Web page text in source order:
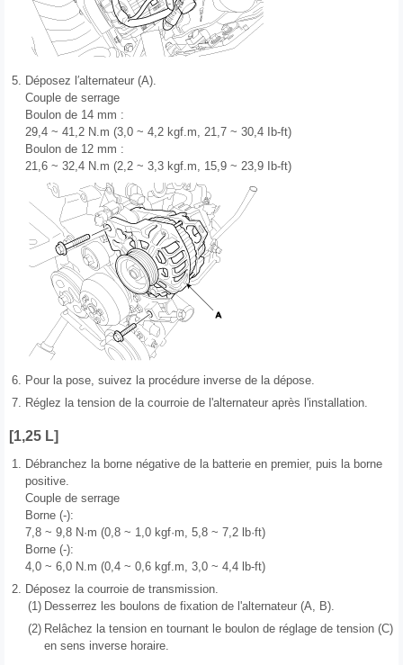
5. Déposez l′alternateur (A).
Couple de serrage
Boulon de 14 mm :
29,4 ~ 41,2 N.m (3,0 ~ 4,2 kgf.m, 21,7 ~ 30,4 Ib-ft)
Boulon de 12 mm :
21,6 ~ 32,4 N.m (2,2 ~ 3,3 kgf.m, 15,9 ~ 23,9 Ib-ft)
6. Pour la pose, suivez la procédure inverse de la dépose.
7. Réglez la tension de la courroie de l'alternateur après l'installation.
[1,25 L]
1. Débranchez la borne négative de la batterie en premier, puis la borne
positive.
Couple de serrage
Borne (-):
7,8 ~ 9,8 N·m (0,8 ~ 1,0 kgf·m, 5,8 ~ 7,2 lb·ft)
Borne (-):
4,0 ~ 6,0 N.m (0,4 ~ 0,6 kgf.m, 3,0 ~ 4,4 lb-ft)
2. Déposez la courroie de transmission.
(1) Desserrez les boulons de fixation de l'alternateur (A, B).
(2) Relâchez la tension en tournant le boulon de réglage de tension (C)
en sens inverse horaire.